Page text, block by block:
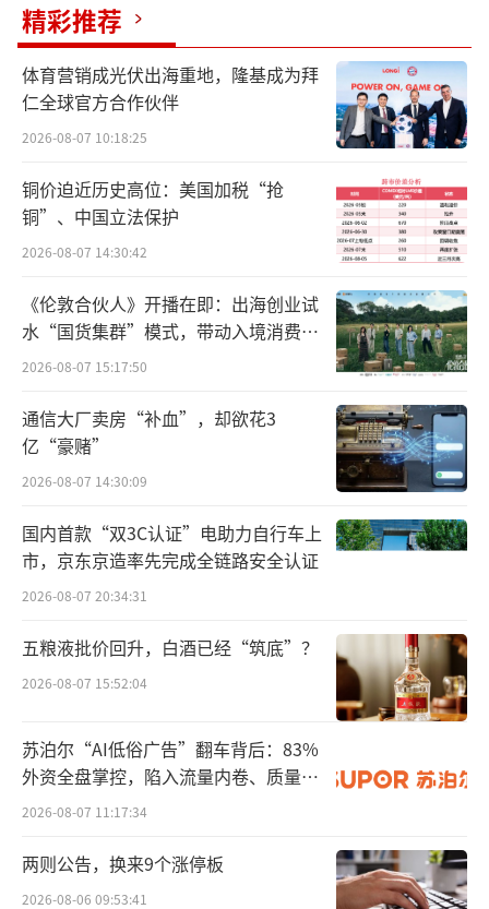
共同构成福建省医疗器械产业发展的全新政策
框架。
此次发布的三个程序未设置过渡期，发布
即实施。三项审查程序优化的重点集中体现在
两个方面：缩短审批时效提升服务效能和扩大
认定范围鼓励企业创新。
为缩短医疗器械产品检验周期，采取“定
制审批、优先受理”的方式，对具备技术创新
和专家指导的方式，大幅缩短产品的注册审批
流程，让创新产品和临床急需产品“单独排
2.认定范围打开新篇章
对已明确界定为第二类医疗器械、具有技
术创新、获得专利权和显著临床应用价值的产
品纳入创新特别审批，对罕见病、恶性肿瘤、
儿童专用等临床急需的医疗器械产品纳入优先
审批范围，同时新增突发公共卫生事件所需医
疗器械应急审批程序，在收到申请的24小时内
组织开展检验工作，及时出具报告。确保这些
产品能够迅速投入市场，以满足临床的迫切需
求。
精彩推荐
体育营销成光伏出海重地，隆基成为拜
仁全球官方合作伙伴
2026-08-07 10:18:25
铜价迫近历史高位：美国加税“抢
铜”、中国立法保护
2026-08-07 14:30:42
《伦敦合伙人》开播在即：出海创业试
水“国货集群”模式，带动入境消费反
向种草
2026-08-07 15:17:50
通信大厂卖房“补血”，却欲花3
亿“豪赌”
2026-08-07 14:30:09
国内首款“双3C认证”电助力自行车上
市，京东京造率先完成全链路安全认证
2026-08-07 20:34:31
五粮液批价回升，白酒已经“筑底”？
2026-08-07 15:52:04
苏泊尔“AI低俗广告”翻车背后：83%
外资全盘掌控，陷入流量内卷、质量频
发的负循环
2026-08-07 11:17:34
两则公告，换来9个涨停板
2026-08-06 09:53:41